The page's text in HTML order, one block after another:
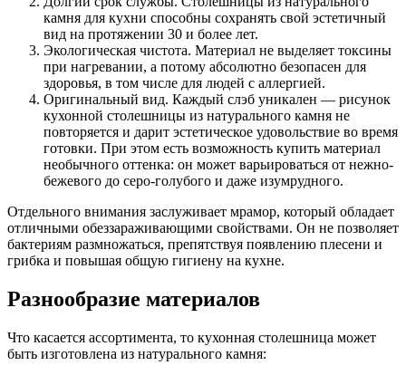
камня для кухни способны сохранять свой эстетичный
вид на протяжении 30 и более лет.
Экологическая чистота. Материал не выделяет токсины
при нагревании, а потому абсолютно безопасен для
здоровья, в том числе для людей с аллергией.
Оригинальный вид. Каждый слэб уникален — рисунок
кухонной столешницы из натурального камня не
повторяется и дарит эстетическое удовольствие во время
готовки. При этом есть возможность купить материал
необычного оттенка: он может варьироваться от нежно-
бежевого до серо-голубого и даже изумрудного.
Отдельного внимания заслуживает мрамор, который обладает
отличными обеззараживающими свойствами. Он не позволяет
бактериям размножаться, препятствуя появлению плесени и
грибка и повышая общую гигиену на кухне.
Разнообразие материалов
Что касается ассортимента, то кухонная столешница может
быть изготовлена из натурального камня: